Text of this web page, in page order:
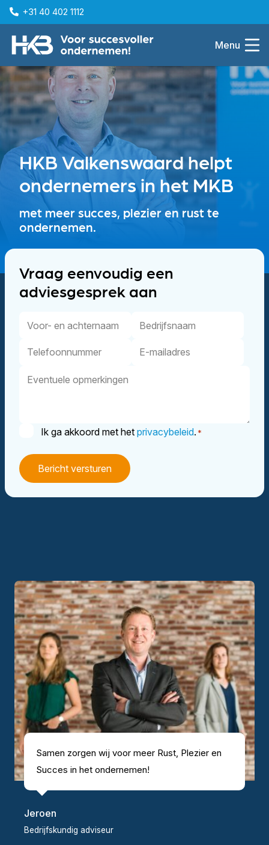
+31 40 402 1112
Menu
HKB Valkenswaard helpt
ondernemers in het MKB
met meer succes, plezier en rust te
ondernemen.
Vraag eenvoudig een
adviesgesprek aan
Voor-
achternaam
Bedrijfsnaam
Telefoonnummer
E-
Eventuele
Instemming
Ik ga akkoord met het privacybeleid. *
Samen zorgen wij voor meer Rust, Plezier en
Succes in het ondernemen!
Jeroen
Bedrijfskundig adviseur